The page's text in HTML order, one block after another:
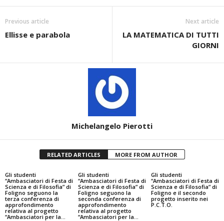
Previous article
Ellisse e parabola
Next article
LA MATEMATICA DI TUTTI
GIORNI
Michelangelo Pierotti
RELATED ARTICLES MORE FROM AUTHOR
Gli studenti
“Ambasciatori di Festa di
Scienza e di Filosofia” di
Foligno seguono la
terza conferenza di
approfondimento
relativa al progetto
“Ambasciatori per la...
Gli studenti
“Ambasciatori di Festa di
Scienza e di Filosofia” di
Foligno seguono la
seconda conferenza di
approfondimento
relativa al progetto
“Ambasciatori per la...
Gli studenti
“Ambasciatori di Festa di
Scienza e di Filosofia” di
Foligno e il secondo
progetto inserito nei
P.C.T.O.